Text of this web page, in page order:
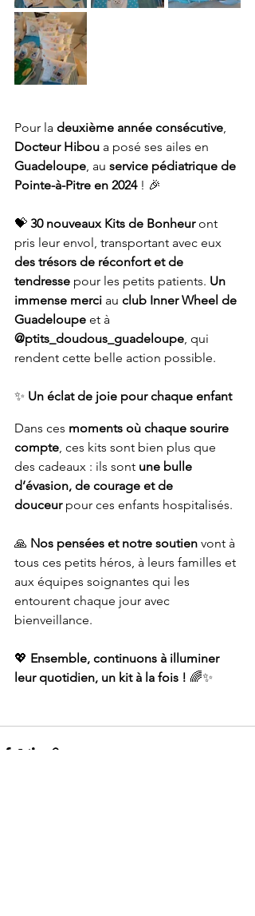
Pour la deuxième année consécutive,
Docteur Hibou a posé ses ailes en
Guadeloupe, au service pédiatrique de
Pointe-à-Pitre en 2024 ! 🎉
💝 30 nouveaux Kits de Bonheur ont
pris leur envol, transportant avec eux
des trésors de réconfort et de
tendresse pour les petits patients. Un
immense merci au club Inner Wheel de
Guadeloupe et à
@ptits_doudous_guadeloupe, qui
rendent cette belle action possible.
✨ Un éclat de joie pour chaque enfant
Dans ces moments où chaque sourire
compte, ces kits sont bien plus que
des cadeaux : ils sont une bulle
d’évasion, de courage et de
douceur pour ces enfants hospitalisés.
🙏 Nos pensées et notre soutien vont à
tous ces petits héros, à leurs familles et
aux équipes soignantes qui les
entourent chaque jour avec
bienveillance.
💖 Ensemble, continuons à illuminer
leur quotidien, un kit à la fois ! 🌈✨